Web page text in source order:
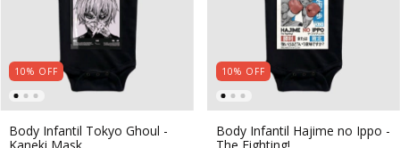
10% OFF
Body Infantil Tokyo Ghoul -
10% OFF
Body Infantil Hajime no Ippo -